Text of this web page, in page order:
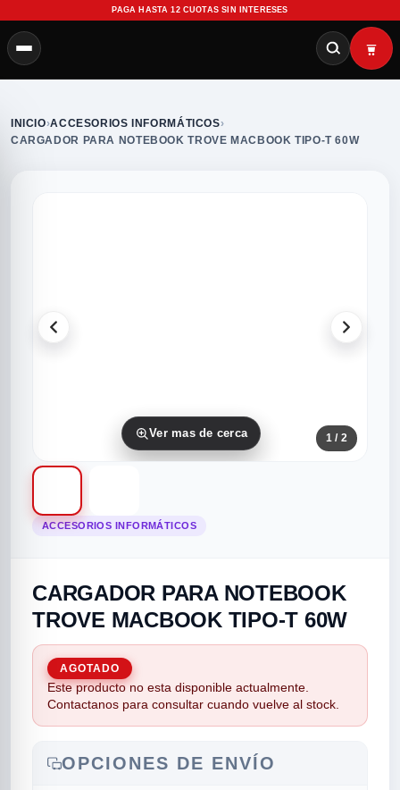
PAGA HASTA 12 CUOTAS SIN INTERESES
categorias
MUSICAL
POPULARES
INICIO›ACCESORIOS INFORMÁTICOS›
CARGADOR PARA NOTEBOOK TROVE MACBOOK TIPO-T 60W
Ver mas de cerca 1 / 2
ACCESORIOS INFORMÁTICOS
CARGADOR PARA NOTEBOOK
TROVE MACBOOK TIPO-T 60W
AGOTADO
Este producto no esta disponible actualmente.
Contactanos para consultar cuando vuelve al stock.
OPCIONES DE ENVÍO